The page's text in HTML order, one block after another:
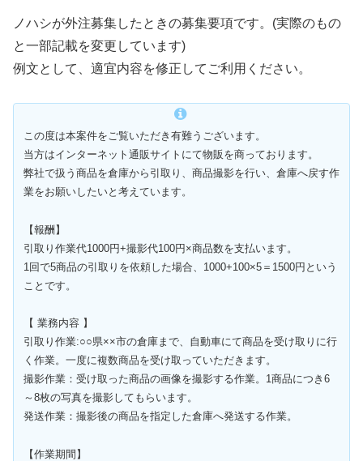
ノハシが外注募集したときの募集要項です。(実際のもの
と一部記載を変更しています)
例文として、適宜内容を修正してご利用ください。
この度は本案件をご覧いただき有難うございます。
当方はインターネット通販サイトにて物販を商っております。
弊社で扱う商品を倉庫から引取り、商品撮影を行い、倉庫へ戻す作
業をお願いしたいと考えています。
【報酬】
引取り作業代1000円+撮影代100円×商品数を支払います。
1回で5商品の引取りを依頼した場合、1000+100×5＝1500円という
ことです。
【 業務内容 】
引取り作業:○○県××市の倉庫まで、自動車にて商品を受け取りに行
く作業。一度に複数商品を受け取っていただきます。
撮影作業：受け取った商品の画像を撮影する作業。1商品につき6
～8枚の写真を撮影してもらいます。
発送作業：撮影後の商品を指定した倉庫へ発送する作業。
【作業期間】